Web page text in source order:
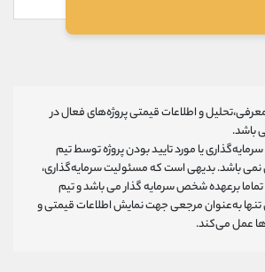
و اطلاعات قیمتی پروژه‌های فعال در
باشد.
یا مورد تایید بودن پروژه توسط تیم
نمی باشد. بدیهی است که مسئولیت سرمایه‌گذاری،
برعهده شخص سرمایه گذار می باشد و تیم
تنها به‌عنوان مرجعی جهت نمایش اطلاعات قیمتی و
عمل می‌کند.